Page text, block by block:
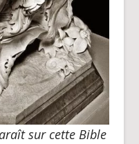
sur cette Bible